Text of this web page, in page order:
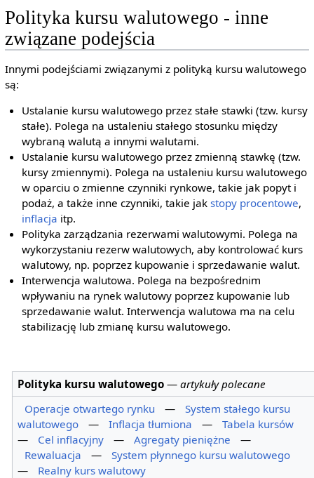
Polityka kursu walutowego - inne
związane podejścia
Innymi podejściami związanymi z polityką kursu walutowego
są:
Ustalanie kursu walutowego przez stałe stawki (tzw. kursy
stałe). Polega na ustaleniu stałego stosunku między
wybraną walutą a innymi walutami.
Ustalanie kursu walutowego przez zmienną stawkę (tzw.
kursy zmiennymi). Polega na ustaleniu kursu walutowego
w oparciu o zmienne czynniki rynkowe, takie jak popyt i
podaż, a także inne czynniki, takie jakstopy procentowe,
inflacja itp.
Polityka zarządzania rezerwami walutowymi. Polega na
wykorzystaniu rezerw walutowych, aby kontrolować kurs
walutowy, np. poprzez kupowanie i sprzedawanie walut.
Interwencja walutowa. Polega na bezpośrednim
wpływaniu na rynek walutowy poprzez kupowanie lub
sprzedawanie walut. Interwencja walutowa ma na celu
stabilizację lub zmianę kursu walutowego.
Polityka kursu walutowego —artykuły polecane
Operacje otwartego rynku
—
System stałego kursu
walutowego
— Inflacja tłumiona —
Tabela kursów
—
Cel inflacyjny — Agregaty pieniężne
—
Rewaluacja
—
System płynnego kursu walutowego
—
Realny kurs walutowy